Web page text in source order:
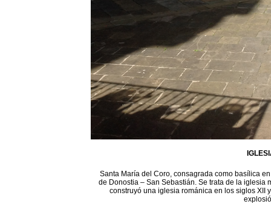
Santa María del Coro, consagrada como basílica
de Donostia – San Sebastián. Se trata de la iglesia
construyó una iglesia románica en los siglos XII